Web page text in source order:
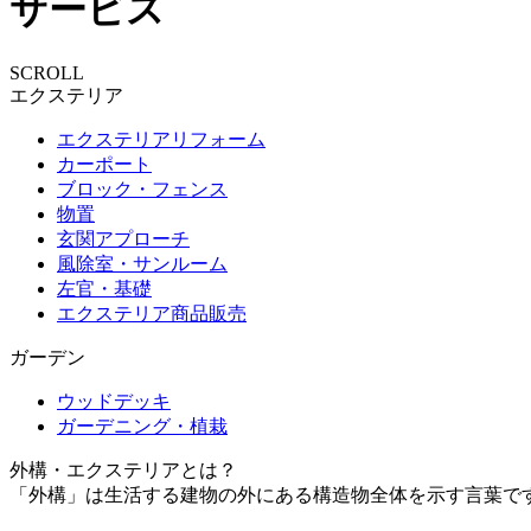
サービス
SCROLL
エクステリア
エクステリアリフォーム
カーポート
ブロック・フェンス
物置
玄関アプローチ
風除室・サンルーム
左官・基礎
エクステリア商品販売
ガーデン
ウッドデッキ
ガーデニング・植栽
外構・エクステリアとは？
「外構」は生活する建物の外にある構造物全体を示す言葉で